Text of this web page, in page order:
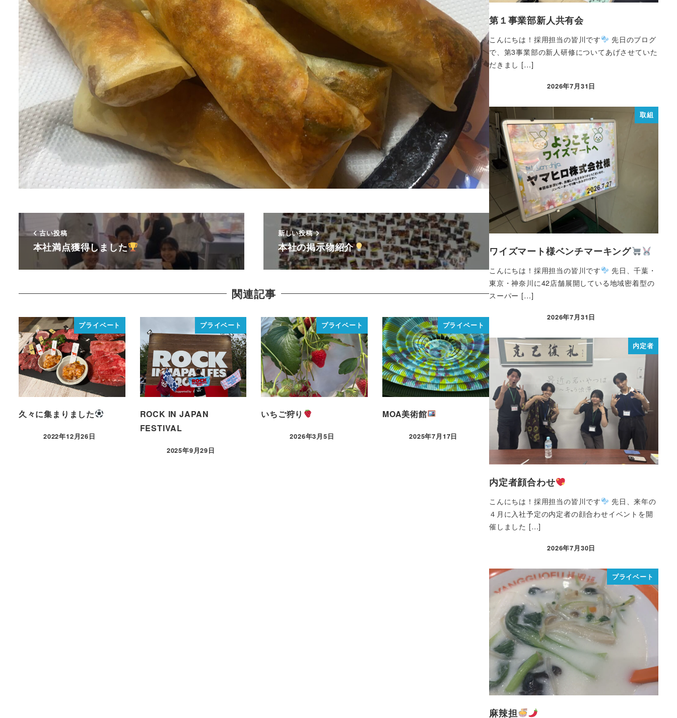
古い投稿
本社満点獲得しました
新しい投稿
本社の掲示物紹介
関連記事
プライベート
久々に集まりました
2022年12月26日
プライベート
ROCK IN JAPAN
FESTIVAL
2025年9月29日
プライベート
いちご狩り
2026年3月5日
プライベート
MOA美術館
2025年7月17日
第１事業部新人共有会
こんにちは！採用担当の皆川です
先日のブログ
で、第3事業部の新人研修についてあげさせていた
だきまし […]
2026年7月31日
取組
ワイズマート様ベンチマーキング
こんにちは！採用担当の皆川です
先日、千葉・
東京・神奈川に42店舗展開している地域密着型の
スーパー […]
2026年7月31日
内定者
内定者顔合わせ
こんにちは！採用担当の皆川です
先日、来年の
４月に入社予定の内定者の顔合わせイベントを開
催しました […]
2026年7月30日
プライベート
麻辣担